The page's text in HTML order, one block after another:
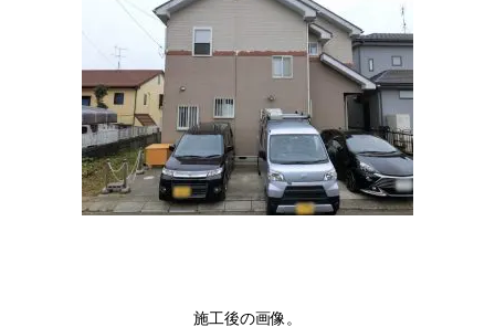
施工後の画像。